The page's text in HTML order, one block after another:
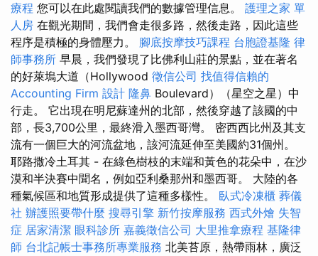
療程 您可以在此處閱讀我們的數據管理信息。 護理之家 單
人房 在觀光期間，我們會走很多路，然後走路，因此這些
程序是積極的身體壓力。 腳底按摩技巧課程 台胞證基隆 律
師事務所 早晨，我們發現了比佛利山莊的景點，並在著名
的好萊塢大道（Hollywood 徵信公司 找值得信賴的
Accounting Firm 設計 隆鼻 Boulevard）（星空之星）中
行走。 它出現在明尼蘇達州的北部，然後穿越了該國的中
部，長3,700公里，最終滑入墨西哥灣。 密西西比州及其支
流有一個巨大的河流盆地，該河流延伸至美國約31個州。
耶路撒冷土耳其 - 在綠色樹枝的末端和黃色的花朵中，在沙
漠和半決賽中聞名，例如亞利桑那州和墨西哥。 大陸的各
種氣候區和地質形成提供了這種多樣性。 臥式冷凍櫃 葬儀
社 辦護照要帶什麼 搜尋引擎 新竹按摩服務 西式外燴 失智
症 居家清潔 眼科診所 嘉義徵信公司 大里推拿療程 基隆律
師 台北記帳士事務所專業服務 北美苔原，熱帶雨林，廣泛